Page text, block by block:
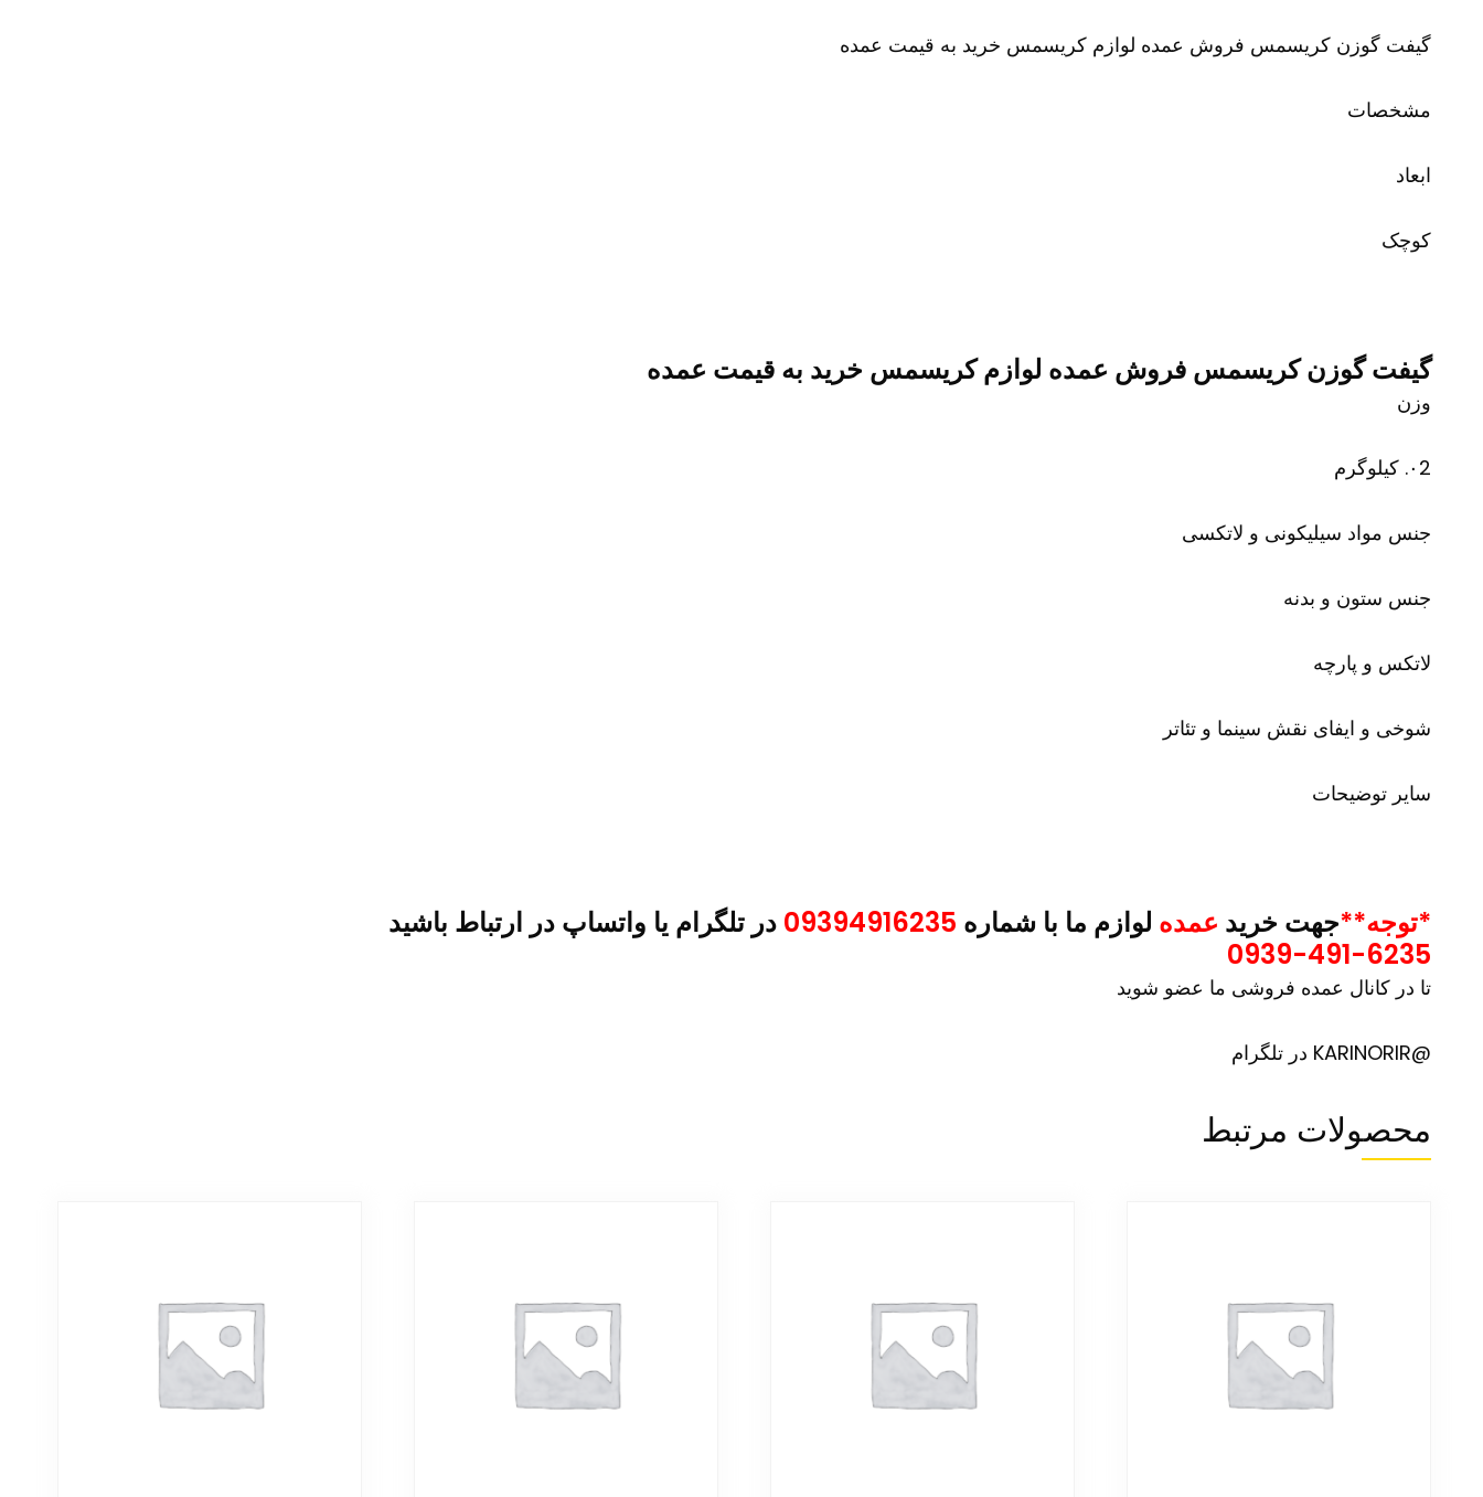
گیفت گوزن کریسمس فروش عمده لوازم کریسمس خرید به قیمت عمده
مشخصات
ابعاد
کوچک
گیفت گوزن کریسمس فروش عمده لوازم کریسمس خرید به قیمت عمده
وزن
۰2. کیلوگرم
جنس مواد سیلیکونی و لاتکسی
جنس ستون و بدنه
لاتکس و پارچه
شوخی و ایفای نقش سینما و تئاتر
سایر توضیحات
*توجه**جهت خرید عمده لوازم ما با شماره
در تلگرام یا واتساپ در ارتباط باشید
0939-491-6235
تا در کانال عمده فروشی ما عضو شوید
@KARINORIR در تلگرام
محصولات مرتبط